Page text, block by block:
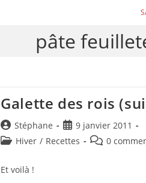
pâte
Galette des rois
Auteur/autrice
de
Stéphane
Publication
publiée :
9 janvier 2011
PostHiver / Recettes 0
Et voilà !